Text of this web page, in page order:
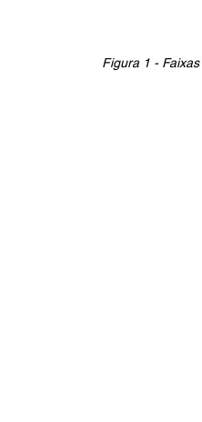
Figura 1 -